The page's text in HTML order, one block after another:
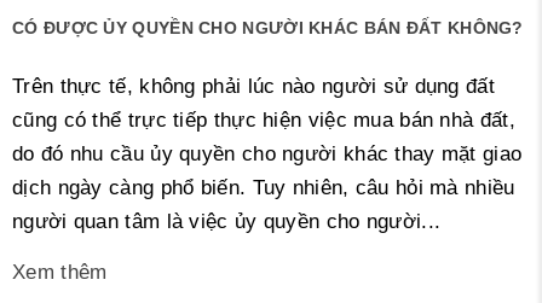
CÓ ĐƯỢC ỦY QUYỀN CHO NGƯỜI KHÁC BÁN ĐẤT KHÔNG?
Trên thực tế, không phải lúc nào người sử dụng đất
cũng có thể trực tiếp thực hiện việc mua bán nhà đất,
do đó nhu cầu ủy quyền cho người khác thay mặt giao
dịch ngày càng phổ biến. Tuy nhiên, câu hỏi mà nhiều
người quan tâm là việc ủy quyền cho người...
Xem thêm